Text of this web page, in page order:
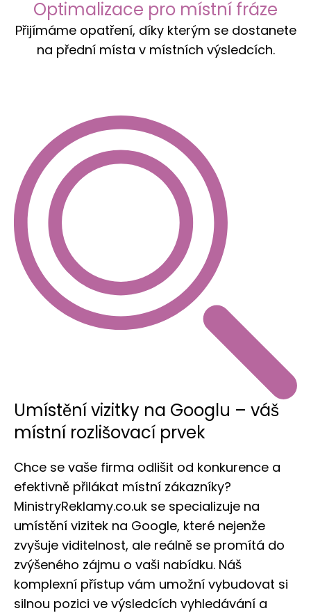
Optimalizace pro místní fráze
Přijímáme opatření, díky kterým se dostanete
na přední místa v místních výsledcích.
Umístění vizitky na Googlu – váš
místní rozlišovací prvek
Chce se vaše firma odlišit od konkurence a
efektivně přilákat místní zákazníky?
MinistryReklamy.co.uk se specializuje na
umístění vizitek na Google, které nejenže
zvyšuje viditelnost, ale reálně se promítá do
zvýšeného zájmu o vaši nabídku. Náš
komplexní přístup vám umožní vybudovat si
silnou pozici ve výsledcích vyhledávání a